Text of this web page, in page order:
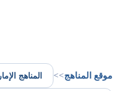
موقع المناهج>>